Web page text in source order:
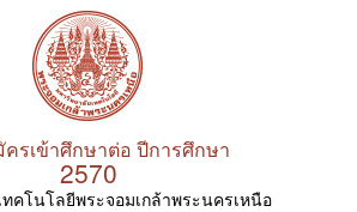
รเข้าศึกษาต่อ ปีการศึกษา
2570
คโนโลยีพระจอมเกล้าพระนครเหนือ